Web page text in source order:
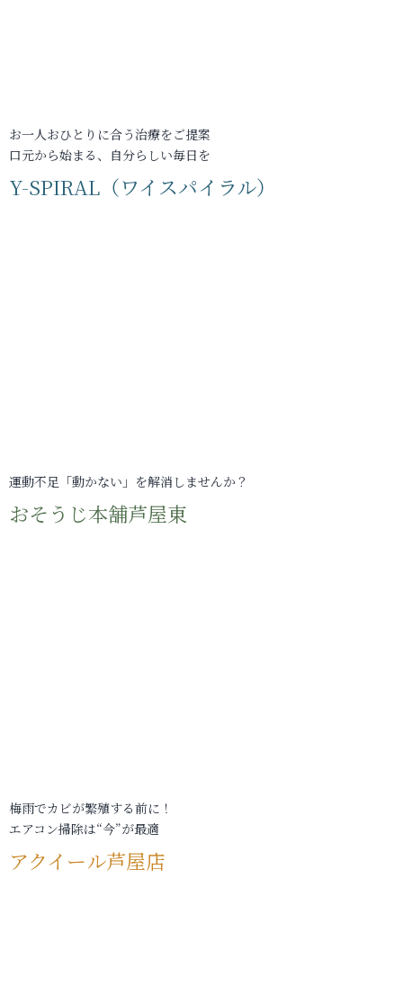
お一人おひとりに合う治療をご提案
口元から始まる、自分らしい毎日を
Y-SPIRAL（ワイスパイラル）
運動不足「動かない」を解消しませんか？
おそうじ本舗芦屋東
梅雨でカビが繁殖する前に！
エアコン掃除は“今”が最適
アクイール芦屋店